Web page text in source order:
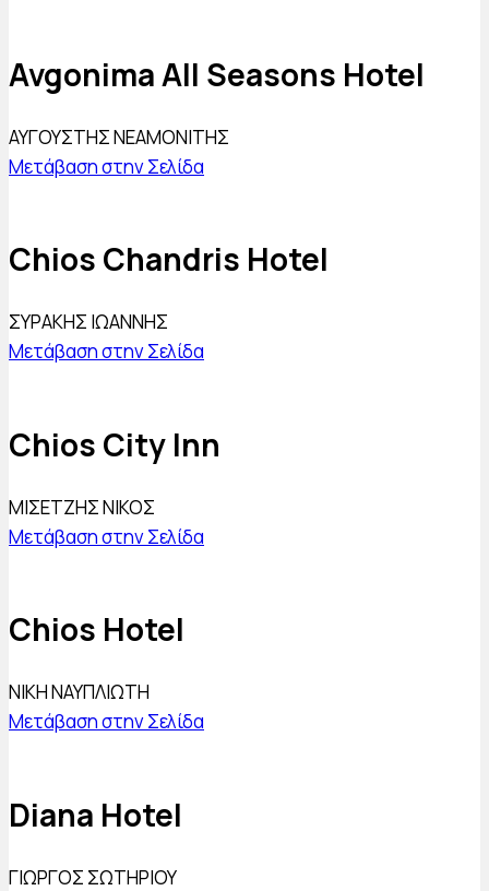
Avgonima All Seasons Hotel
ΑΥΓΟΥΣΤΗΣ ΝΕΑΜΟΝΙΤΗΣ
Μετάβαση στην Σελίδα
Chios Chandris Hotel
ΣΥΡΑΚΗΣ ΙΩΑΝΝΗΣ
Μετάβαση στην Σελίδα
Chios City Inn
ΜΙΣΕΤΖΗΣ ΝΙΚΟΣ
Μετάβαση στην Σελίδα
Chios Hotel
ΝΙΚΗ ΝΑΥΠΛΙΩΤΗ
Μετάβαση στην Σελίδα
Diana Hotel
ΓΙΩΡΓΟΣ ΣΩΤΗΡΙΟΥ